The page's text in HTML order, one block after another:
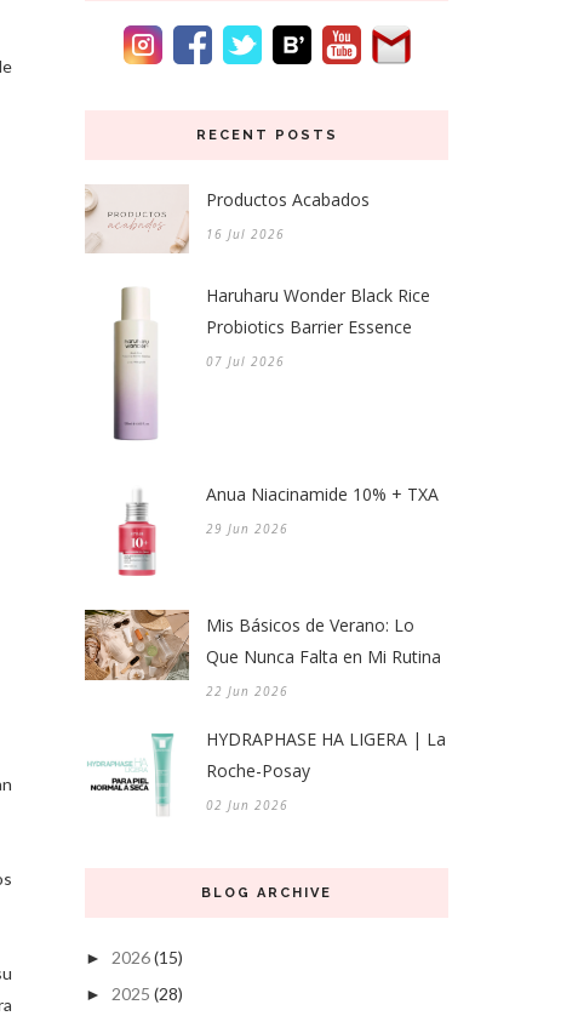
RECENT POSTS
Productos Acabados
16 Jul 2026
Haruharu Wonder Black Rice
Probiotics Barrier Essence
07 Jul 2026
Anua Niacinamide 10% + TXA
29 Jun 2026
Mis Básicos de Verano: Lo
Que Nunca Falta en Mi Rutina
22 Jun 2026
HYDRAPHASE HA LIGERA | La
Roche-Posay
02 Jun 2026
BLOG ARCHIVE
► 2026(15)
► 2025 (28)